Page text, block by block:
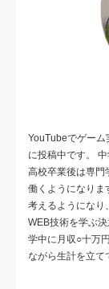
YouTubeでゲーム
に投稿中です。
高校卒業後は専門
働くようになりま
考えるようになり
WEB技術を学ぶ
学中に月収○十万
ながら生計を立て